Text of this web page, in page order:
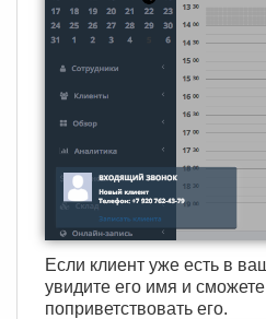
Если клиент уже есть в
увидите его имя и
поприветствовать его.